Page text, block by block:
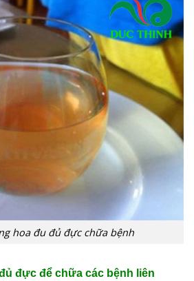
hoa đu đủ đực chữa bệnh
đực để chữa các bệnh liên